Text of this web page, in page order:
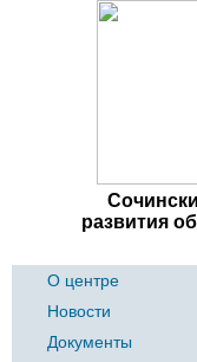
развития
О центре
Новости
Документы